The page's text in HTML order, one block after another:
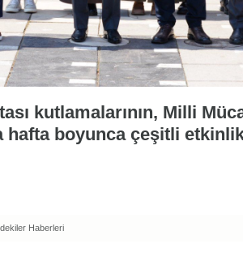
kutlamalarının, Milli
hafta boyunca çeşitli
Haberleri